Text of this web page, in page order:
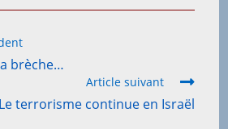
brèche…
Article suivant
Le terrorisme continue en Israël